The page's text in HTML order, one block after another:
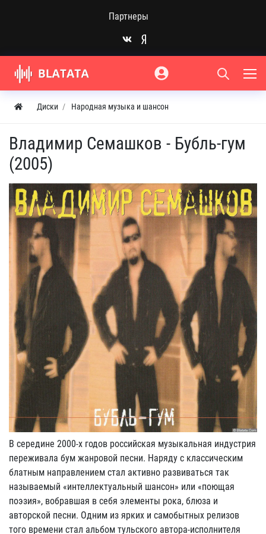
Партнеры
Диски Народная музыка и шансон
Владимир Семашков - Бубль-гум
(2005)
В середине 2000-х годов российская музыкальная индустрия
переживала бум жанровой песни. Наряду с классическим
блатным направлением стал активно развиваться так
называемый «интеллектуальный шансон» или «поющая
поэзия», вобравшая в себя элементы рока, блюза и
авторской песни. Одним из ярких и самобытных релизов
того времени стал альбом тульского автора-исполнителя